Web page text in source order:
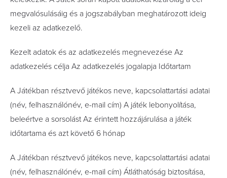
megvalósulásáig és a jogszabályban meghatározott ideig
kezeli az adatkezelő.
Kezelt adatok és az adatkezelés megnevezése Az
adatkezelés célja Az adatkezelés jogalapja Időtartam
A Játékban résztvevő játékos neve, kapcsolattartási adatai
(név, felhasználónév, e-mail cím) A játék lebonyolítása,
beleértve a sorsolást Az érintett hozzájárulása a játék
időtartama és azt követő 6 hónap
A Játékban résztvevő játékos neve, kapcsolattartási adatai
(név, felhasználónév, e-mail cím) Átláthatóság biztosítása,